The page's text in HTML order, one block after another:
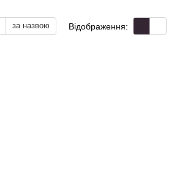
за назвою Відображення: